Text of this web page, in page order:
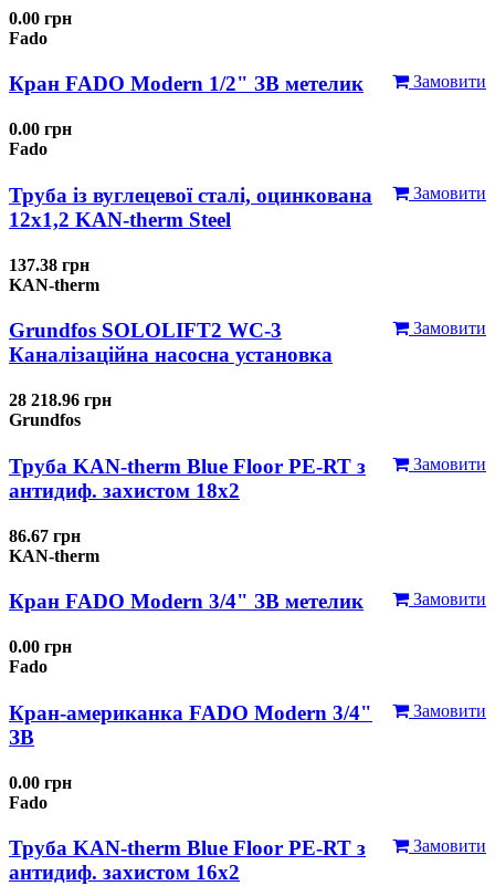
0.00 грн
Fado
Замовити
Кран FADO Modern 1/2" ЗВ метелик
0.00 грн
Fado
Замовити
Труба із вуглецевої сталі, оцинкована
12x1,2 KAN-therm Steel
137.38 грн
KAN-therm
Замовити
Grundfos SOLOLIFT2 WC-3
Каналізаційна насосна установка
28 218.96 грн
Grundfos
Замовити
Труба KAN-therm Blue Floor PE-RT з
антидиф. захистом 18х2
86.67 грн
KAN-therm
Замовити
Кран FADO Modern 3/4" ЗВ метелик
0.00 грн
Fado
Замовити
Кран-американка FADO Modern 3/4"
ЗВ
0.00 грн
Fado
Замовити
Труба KAN-therm Blue Floor PE-RT з
антидиф. захистом 16х2